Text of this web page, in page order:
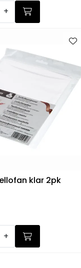
+
klar 2pk
+